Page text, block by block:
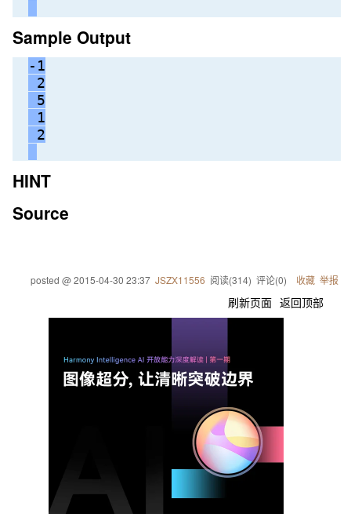
Sample Output
-1
2
5
1
2
HINT
Source
posted @2015-04-30 23:37 JSZX11556 阅读(314) 评论(0) 收藏 举报
刷新页面 返回顶部